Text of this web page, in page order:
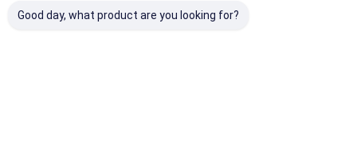
Good day, what product are you looking for?